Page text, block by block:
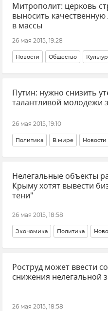
Митрополит: церковь
выносить качественную
в массы
26 мая 2015, 19:28
Новости Общество
Путин: нужно снизить
талантливой молодежи
26 мая 2015, 19:10
Политика В мире Новости
Нелегальные объекты
Крыму хотят вывести
тени"
26 мая 2015, 18:58
Экономика Политика
Туристический сезон-2015
Роструд может ввести
снижения нелегальной
26 мая 2015, 18:58